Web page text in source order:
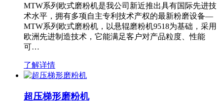
MTW系列欧式磨粉机是我公司新近推出具有国际先进技
术水平，拥有多项自主专利技术产权的最新粉磨设备—
MTW系列欧式磨粉机，以悬辊磨粉机9518为基础，采用
欧洲先进制造技术，它能满足客户对产品粒度、性能
可…
了解详情
超压梯形磨粉机